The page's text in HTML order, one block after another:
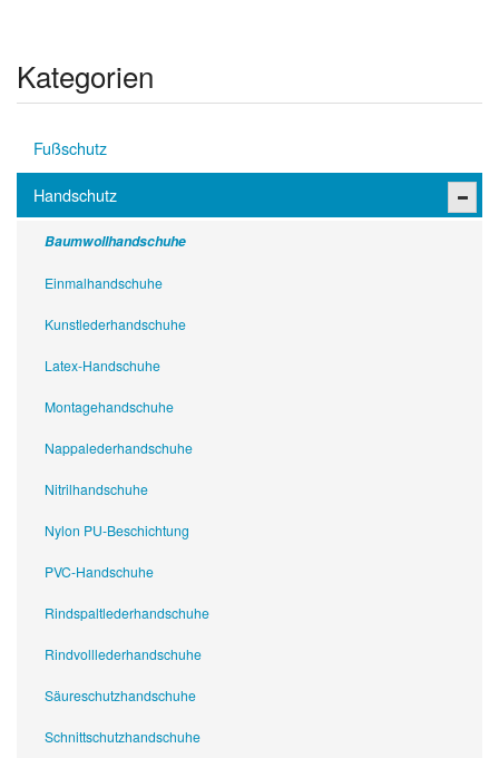
Kategorien
Fußschutz
Handschutz
Baumwollhandschuhe
Einmalhandschuhe
Kunstlederhandschuhe
Latex-Handschuhe
Montagehandschuhe
Nappalederhandschuhe
Nitrilhandschuhe
Nylon PU-Beschichtung
PVC-Handschuhe
Rindspaltlederhandschuhe
Rindvolllederhandschuhe
Säureschutzhandschuhe
Schnittschutzhandschuhe